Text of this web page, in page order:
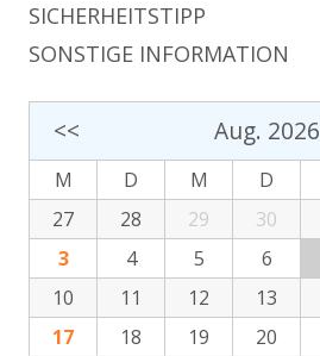
SICHERHEITSTIPP
SONSTIGE INFORMATION
<< Aug. 2026
M D M D
27
28 29 30
3
4 5 6
10
11 12 13
17
18 19 20